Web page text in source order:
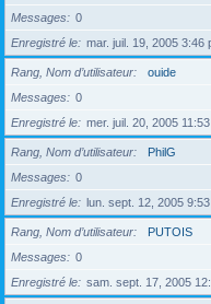
Messages
0
Enregistré le
mar. juil. 19, 2005 3:46
Rang, Nom d’utilisateur
ouide
Messages
0
Enregistré le
mer. juil. 20, 2005
Rang, Nom d’utilisateur
PhilG
Messages
0
Enregistré le
lun. sept. 12, 2005
Rang, Nom d’utilisateur
PUTOIS
Messages
0
Enregistré le
sam. sept. 17, 2005